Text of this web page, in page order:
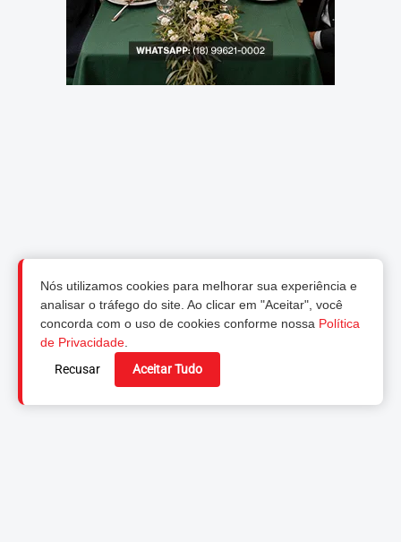
Nós utilizamos cookies para melhorar sua experiência e
analisar o tráfego do site. Ao clicar em "Aceitar", você
concorda com o uso de cookies conforme nossa Política
de Privacidade
Recusar
Aceitar Tudo